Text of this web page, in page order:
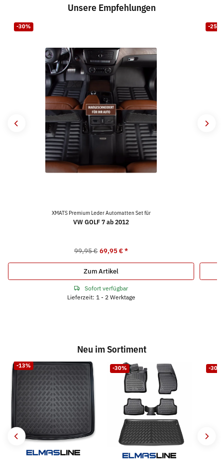
Unsere Empfehlungen
-30%
XMATS Premium Leder Automatten Set für
VW GOLF 7 ab 2012
99,95 € 69,95 €*
Zum Artikel
Sofort verfügbar
Lieferzeit: 1 - 2 Werktage
-25%
Neu im Sortiment
-13% -30% -30%